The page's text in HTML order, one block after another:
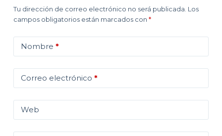
Tu dirección de correo electrónico no será publicada. Los
campos obligatorios están marcados con *
Nombre *
Correo electrónico *
Web